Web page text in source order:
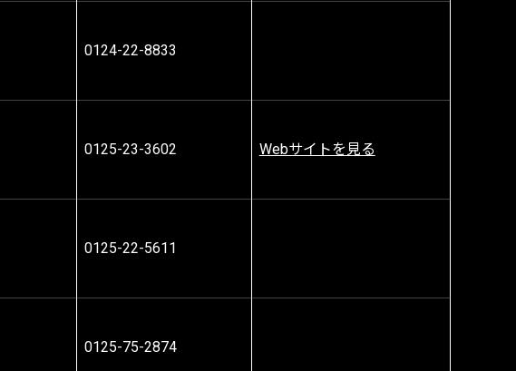
0124-22-8833
0125-23-3602 Webサイトを見る
0125-22-5611
0125-75-2874